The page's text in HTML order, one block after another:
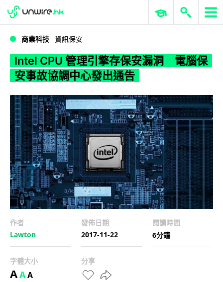
WWDC 2026 ERP 與商業 AI
商業科技 資訊保安
Intel CPU 管理引擎存保安漏洞 電腦保
安事故協調中心發出通告
作者
Lawton
發佈日期
2017-11-22
閱讀時間
6分鐘
字體大小
AAA
分享